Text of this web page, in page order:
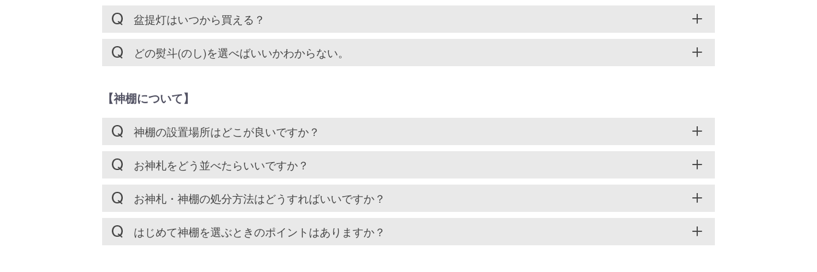
盆提灯はいつから買える？
どの熨斗(のし)を選べばいいかわからない。
【神棚について】
神棚の設置場所はどこが良いですか？
お神札をどう並べたらいいですか？
お神札・神棚の処分方法はどうすればいいですか？
はじめて神棚を選ぶときのポイントはありますか？